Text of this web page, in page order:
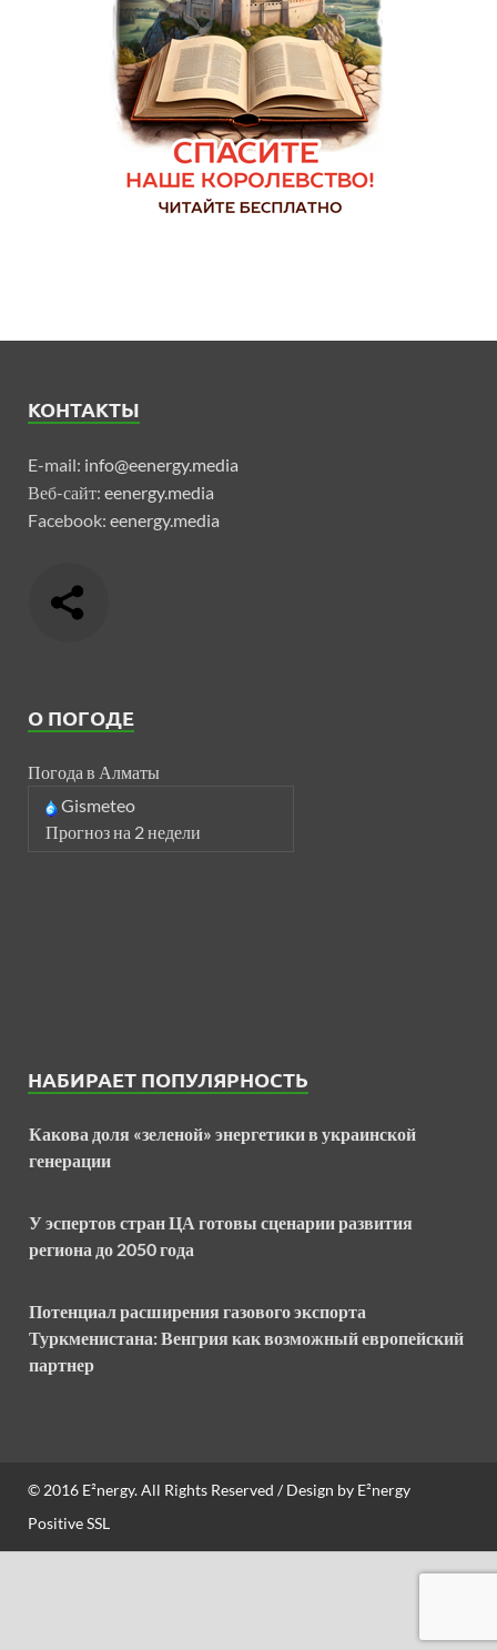
КОНТАКТЫ
E-mail: info@eenergy.media
Веб-сайт: eenergy.media
Facebook: eenergy.media
О ПОГОДЕ
Погода в Алматы
Gismeteo
Прогноз на 2 недели
НАБИРАЕТ ПОПУЛЯРНОСТЬ
Какова доля «зеленой» энергетики в украинской
генерации
У эспертов стран ЦА готовы сценарии развития
региона до 2050 года
Потенциал расширения газового экспорта
Туркменистана: Венгрия как возможный европейский
партнер
© 2016 E²nergy. All Rights Reserved / Design by E²nergy
Positive SSL